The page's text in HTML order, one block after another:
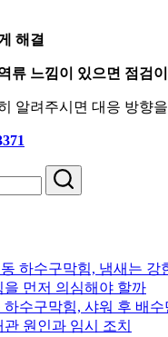
해결
류 느낌이 있으면 점검
알려주시면 대응 방향
검
하수구막힘, 냄새는 강
을 먼저 의심해야 할까
수구막힘, 샤워 후 배수
원인과 임시 조치